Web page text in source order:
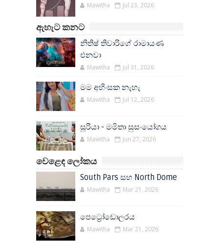
Mawitha Jul 23, 2026
ඇහැට කනට
නිතිෂ් තිවාරිගේ රාමායණ
එනවා
Mawitha Jul 31, 2026
මම අහිංසක නැහැ
Mawitha Jul 12, 2026
සූරියා - මමිතා සුසංයෝගය
Mawitha Jun 27, 2026
වෙළෙඳ ලෝකය
South Pars සහ North Dome
Mawitha Mar 21, 2026
පෙට්‍රෝඩොලරය
Mawitha Mar 21, 2026